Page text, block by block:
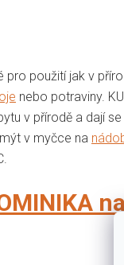
pro použití jak v
nebo potraviny.
v přírodě a dají
v myčce na